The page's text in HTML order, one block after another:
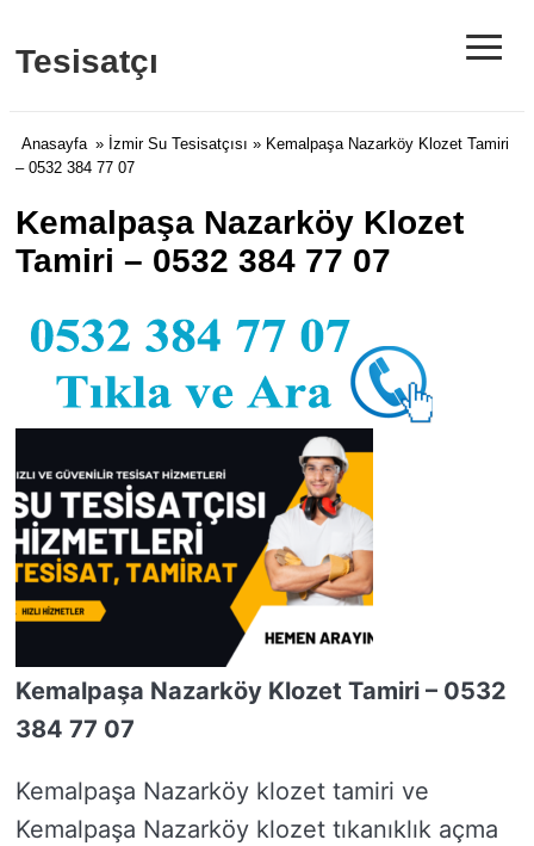
Tesisatçı ≡
Anasayfa » İzmir Su Tesisatçısı » Kemalpaşa Nazarköy Klozet Tamiri
– 0532 384 77 07
Kemalpaşa Nazarköy Klozet
Tamiri – 0532 384 77 07
Kemalpaşa Nazarköy Klozet Tamiri – 0532
384 77 07
Kemalpaşa Nazarköy klozet tamiri ve
Kemalpaşa Nazarköy klozet tıkanıklık açma